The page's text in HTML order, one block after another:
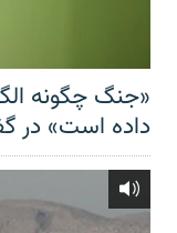
«جنگ چگونه
داده است» در